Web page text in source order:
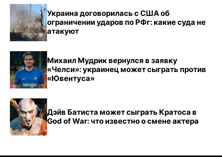
Украина договорилась с США об
ограничении ударов по РФг: какие суда не
атакуют
Михаил Мудрик вернулся в заявку
«Челси»: украинец может сыграть против
«Ювентуса»
Дэйв Батиста может сыграть Кратоса в
God of War: что известно о смене актера